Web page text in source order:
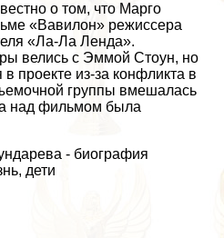
о том, что Марго
«Вавилон» режиссера
«Ла-Ла Ленда».
велись с Эммой Стоун, но
в проекте из-за конфликта в
группы вмешалась
над фильмом была
- биография
дети